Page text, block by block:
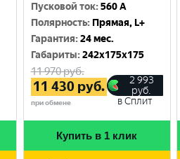
Пусковой ток:560 A
Полярность: Прямая, L+
Гарантия:24 мес.
Габариты:242x175x175
11 970руб.
11 430 руб.
при обмене
2 993
руб.
в Сплит
Купить в 1 клик